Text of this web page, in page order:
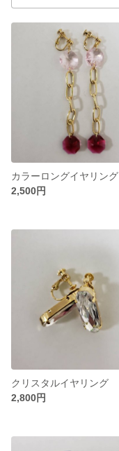
カラーロングイヤリング
2,500円
クリスタルイヤリング
2,800円